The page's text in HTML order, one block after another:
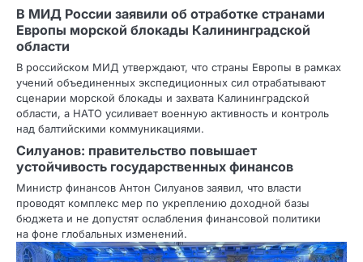
В МИД России заявили об отработке странами
Европы морской блокады Калининградской
области
В российском МИД утверждают, что страны Европы в рамках
учений объединенных экспедиционных сил отрабатывают
сценарии морской блокады и захвата Калининградской
области, а НАТО усиливает военную активность и контроль
над балтийскими коммуникациями.
Силуанов: правительство повышает
устойчивость государственных финансов
Министр финансов Антон Силуанов заявил, что власти
проводят комплекс мер по укреплению доходной базы
бюджета и не допустят ослабления финансовой политики
на фоне глобальных изменений.